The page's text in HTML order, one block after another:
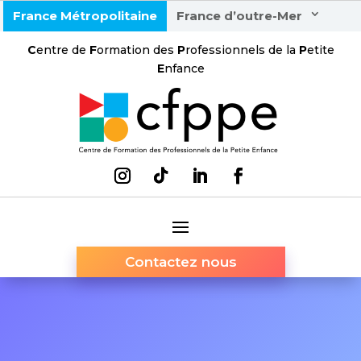
France Métropolitaine France d’outre-Mer
Centre de Formation des Professionnels de la Petite
Enfance
Contactez nous